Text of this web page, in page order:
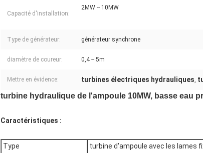
Capacité d'installation:
2MW -- 10MW
Type de générateur: générateur synchrone
diamètre de coureur: 0,4 -- 5m
Mettre en évidence: turbines électriques hydrauliques,
turbine hydraulique de l'ampoule 10MW, basse eau
Caractéristiques :
Type
turbine d'ampoule avec les lames